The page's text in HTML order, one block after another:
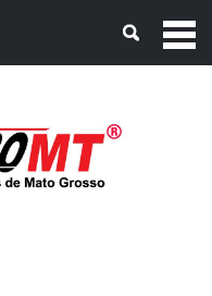
Mato Grosso, 07 de Agosto de 2026